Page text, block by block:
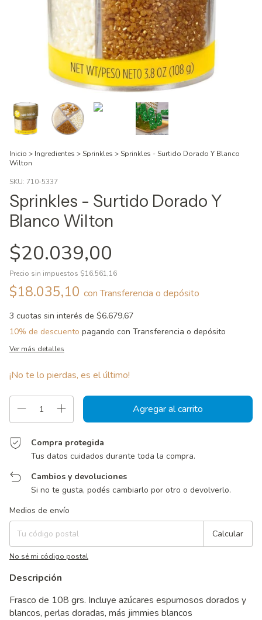
Inicio > Ingredientes >Sprinkles >Sprinkles - Surtido Dorado Y Blanco
Wilton
SKU: 710-5337
Sprinkles - Surtido Dorado Y
Blanco Wilton
$20.039,00
Precio sin impuestos $16.561,16
$18.035,10 con Transferencia o depósito
3 cuotas sin interés de $6.679,67
10% de descuento pagando con Transferencia o depósito
Ver más detalles
¡No te lo pierdas, es el último!
Compra protegida
Tus datos cuidados durante toda la compra.
Cambios y devoluciones
Si no te gusta, podés cambiarlo por otro o devolverlo.
Entregas para el CP:
Medios de envío
Calcular
No sé mi código postal
Descripción
Frasco de 108 grs. Incluye azúcares espumosos dorados y
blancos, perlas doradas, más jimmies blancos